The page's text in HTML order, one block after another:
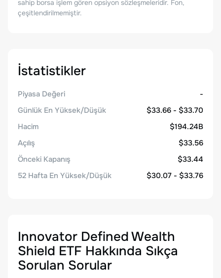
sahip borsa işlem gören opsiyon sözleşmeleridir. Fon,
çeşitlendirilmemiştir.
İstatistikler
Piyasa Değeri
-
Günlük En Yüksek/Düşük
$33.66 - $33.70
Hacim
$194.24B
Açılış
$33.56
Önceki Kapanış
$33.44
52 Hafta En Yüksek/Düşük
$30.07 - $33.76
Innovator Defined Wealth
Shield ETF Hakkında Sıkça
Sorulan Sorular